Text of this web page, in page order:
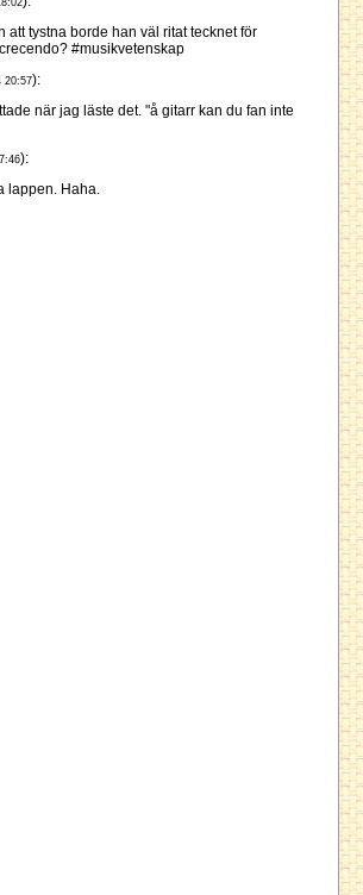
att tystna borde han väl ritat tecknet för
#musikvetenskap
20:57):
när jag läste det. "å gitarr kan du fan inte
):
lappen. Haha.